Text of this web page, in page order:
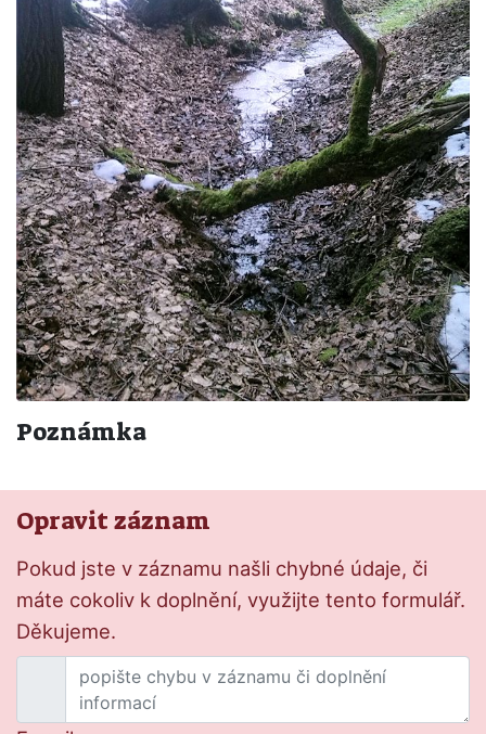
Poznámka
Opravit záznam
Pokud jste v záznamu našli chybné údaje, či
máte cokoliv k doplnění, využijte tento formulář.
Děkujeme.